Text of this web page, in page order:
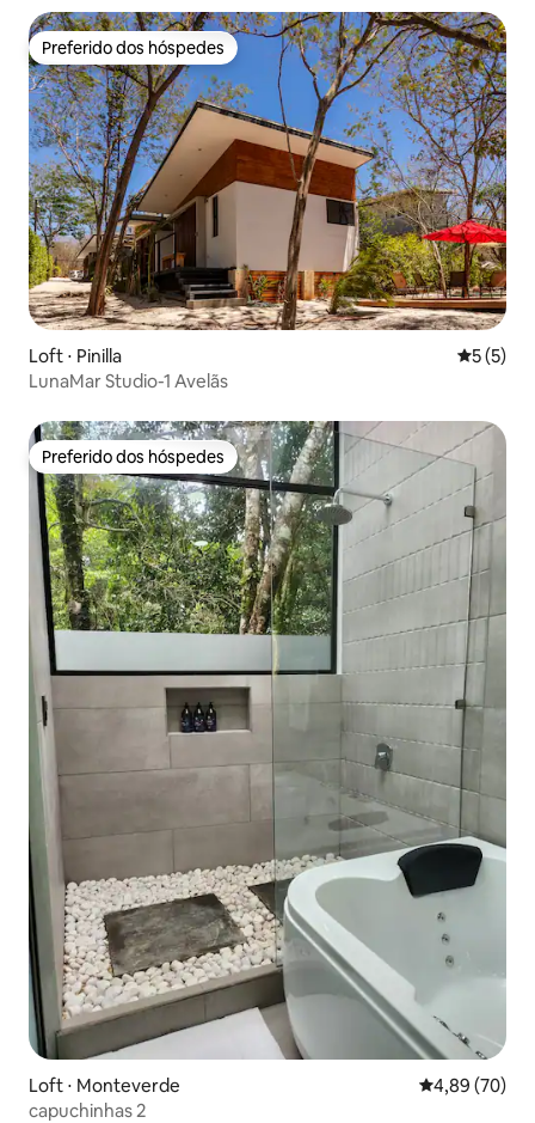
Preferido dos hóspedes
Preferido dos hóspedes
Loft ⋅ Pinilla 5 de
5 (5)
LunaMar Studio-1 Avelãs
Preferido dos hóspedes
Preferido dos hóspedes
Loft ⋅ Monteverde 4,89 de uma
4,89 (70)
capuchinhas 2